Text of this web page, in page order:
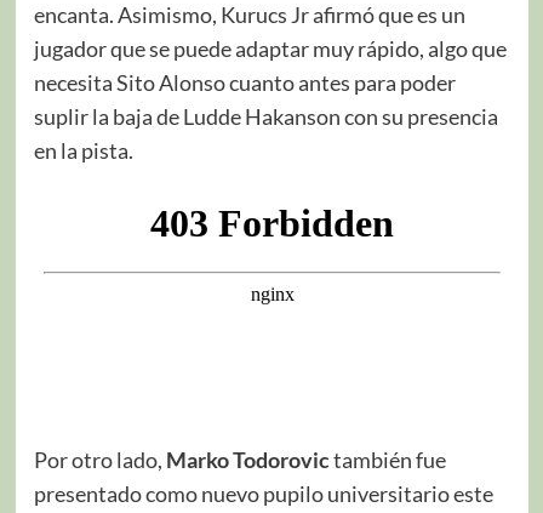
encanta. Asimismo, Kurucs Jr afirmó que es un
jugador que se puede adaptar muy rápido, algo que
necesita Sito Alonso cuanto antes para poder
suplir la baja de Ludde Hakanson con su presencia
en la pista.
Por otro lado, Marko Todorovictambién fue
presentado como nuevo pupilo universitario este